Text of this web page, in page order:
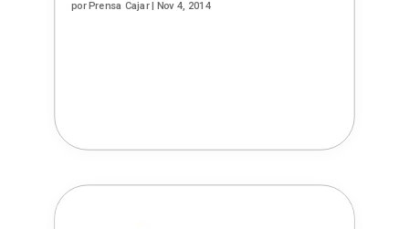
porPrensa Cajar| Nov 4, 2014